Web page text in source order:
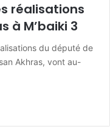
réalisations
à M’baiki 3
du député de
Akhras, vont au-